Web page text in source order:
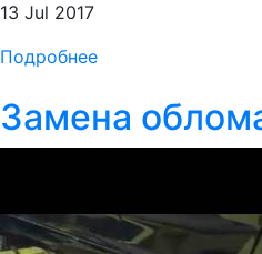
13 Jul 2017
Подробнее
Замена